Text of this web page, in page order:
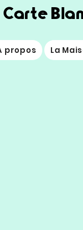
Carte
propos La